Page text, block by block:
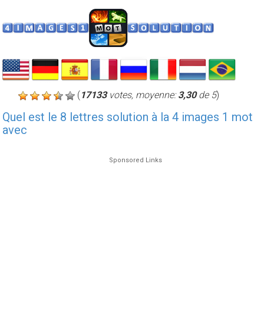
(17133votes, moyenne:3,30de 5)
Quel est le 8 lettres solution à la 4 images 1 mot
avec
Sponsored Links